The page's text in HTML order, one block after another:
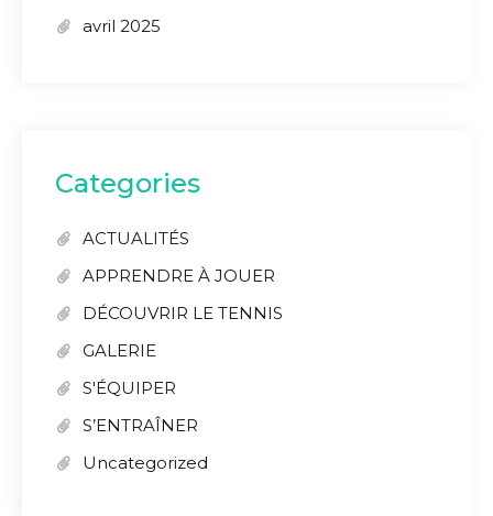
avril 2025
Categories
ACTUALITÉS
APPRENDRE À JOUER
DÉCOUVRIR LE TENNIS
GALERIE
S'ÉQUIPER
S’ENTRAÎNER
Uncategorized